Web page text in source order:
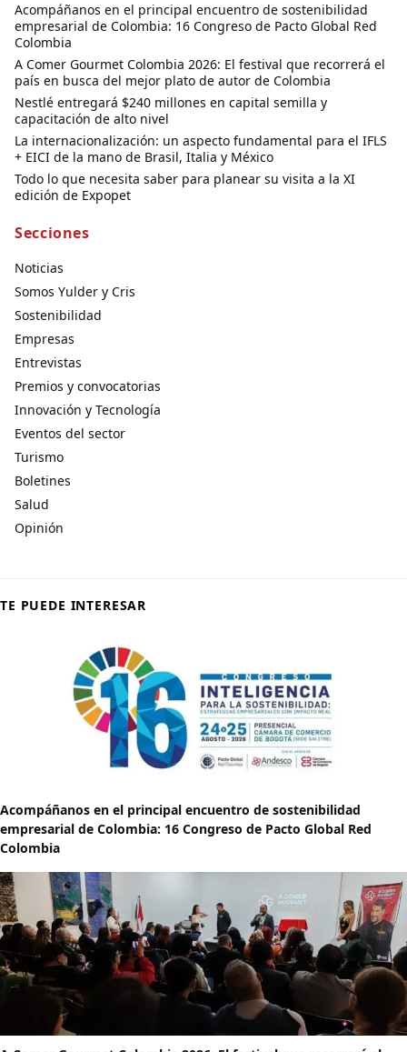
Acompáñanos en el principal encuentro de sostenibilidad
empresarial de Colombia: 16 Congreso de Pacto Global Red
Colombia
A Comer Gourmet Colombia 2026: El festival que recorrerá el
país en busca del mejor plato de autor de Colombia
Nestlé entregará $240 millones en capital semilla y
capacitación de alto nivel
La internacionalización: un aspecto fundamental para el IFLS
+ EICI de la mano de Brasil, Italia y México
Todo lo que necesita saber para planear su visita a la XI
edición de Expopet
Secciones
Noticias
Somos Yulder y Cris
Sostenibilidad
Empresas
Entrevistas
Premios y convocatorias
Innovación y Tecnología
Eventos del sector
Turismo
Boletines
Salud
Opinión
TE PUEDE INTERESAR
Acompáñanos en el principal encuentro de sostenibilidad
empresarial de Colombia: 16 Congreso de Pacto Global Red
Colombia